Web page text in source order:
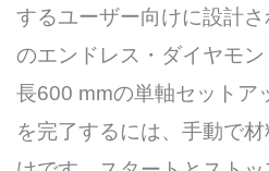
するユーザー向けに設計
のエンドレス・ダイヤモ
長600 mmの単軸セットア
を完了するには、手動で